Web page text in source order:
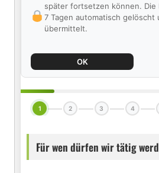
später fortsetzen können. Die
7 Tagen automatisch gelöscht
übermittelt.
OK
1 2 3 4
Für wen dürfen wir tätig